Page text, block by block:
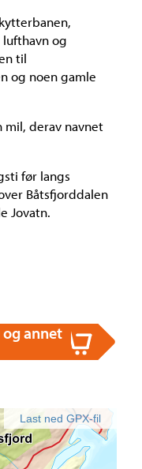
og
til
og noen gamle
mil, derav navnet
før langs
Båtsfjorddalen
Jovatn.
annet
Last ned GPX-fil